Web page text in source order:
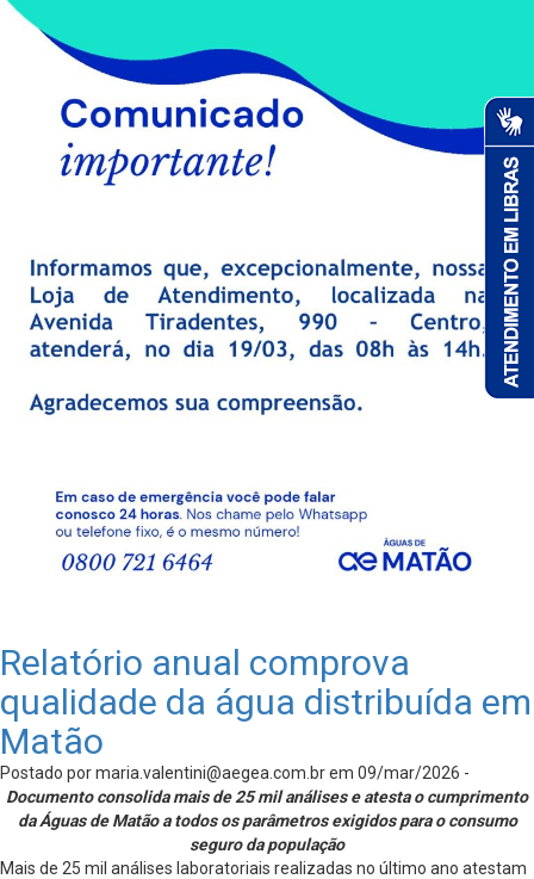
Relatório anual comprova
qualidade da água distribuída em
Matão
Postado pormaria.valentini@aegea.com.brem 09/mar/2026 -
Documento consolida mais de 25 mil análises e atesta o cumprimento
da Águas de Matão a todos os parâmetros exigidos para o consumo
seguro da população
Mais de 25 mil análises laboratoriais realizadas no último ano atestam